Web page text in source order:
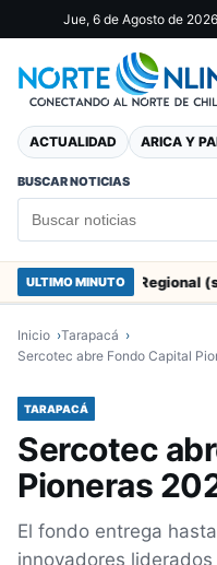
Jue, 6 de Agosto de 2026
ACTUALIDAD ARICA Y
BUSCAR NOTICIAS
ULTIMO MINUTO SERNAC pidió la renuncia a Director Regional (s) de Arica por contratar solo a militantes del Gobierno
Inicio
Tarapacá
Sercotec abre Fondo Capital
TARAPACÁ
Sercotec
Pioneras
El fondo entrega
innovadores